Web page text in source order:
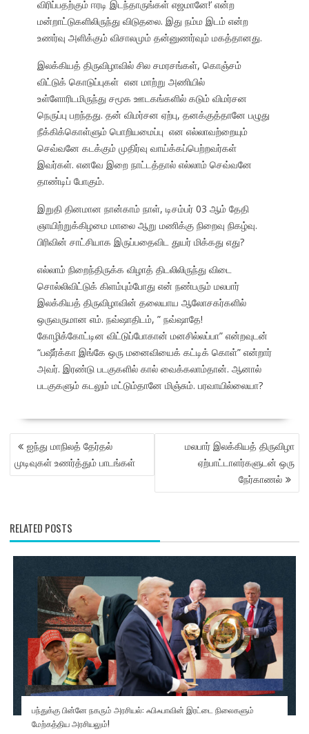
விரிப்பதற்கும் ஈரடி இடந்தாருங்கள் எஜமானே!’ என்ற
மன்றாட்டுகளிலிருந்து விடுதலை. இது நம்ம இடம் என்ற
உணர்வு அளிக்கும் விசாலமும் தன்னுணர்வும் மகத்தானது.
இலக்கியத் திருவிழாவில் சில சமரசங்கள், கொஞ்சம்
விட்டுக் கொடுப்புகள் என மாற்று அணியில்
உள்ளோரிடமிருந்து சமூக ஊடகங்களில் கடும் விமர்சன
நெருப்பு பறந்தது. தன் விமர்சன ஏற்பு, தனக்குத்தானே பழுது
நீக்கிக்கொள்ளும் பொறியமைப்பு என எல்லாவற்றையும்
செவ்வனே கடக்கும் முதிர்வு வாய்க்கப்பெற்றவர்கள்
இவர்கள். எனவே இறை நாட்டத்தால் எல்லாம் செவ்வனே
தாண்டிப் போகும்.
இறுதி தினமான நான்காம் நாள், டிசம்பர் 03 ஆம் தேதி
ஞாயிற்றுக்கிழமை மாலை ஆறு மணிக்கு நிறைவு நிகழ்வு.
பிரிவின் சாட்சியாக இருப்பதைவிட துயர் மிக்கது எது?
எல்லாம் நிறைந்திருக்க விழாத் திடலிலிருந்து விடை
சொல்லிவிட்டுக் கிளம்பும்போது என் நண்பரும் மலபார்
இலக்கியத் திருவிழாவின் தலையாய ஆலோசகர்களில்
ஒருவருமான எம். நவ்ஷாதிடம், ” நவ்ஷாதே!
கோழிக்கோட்டின விட்டுப்போகான் மனசில்லப்பா” என்றவுடன்
“பஷீர்க்கா இங்கே ஒரு மனைவியைக் கட்டிக் கொள்” என்றார்
அவர். இரண்டு படகுகளில் கால் வைக்கலாம்தான். ஆனால்
படகுகளும் கடலும் மட்டும்தானே மிஞ்சும். பரவாயில்லையா?
POST
NAVIGATION
ஐந்து மாநிலத் தேர்தல்
முடிவுகள் உணர்த்தும் பாடங்கள்
மலபார் இலக்கியத் திருவிழா
ஏற்பாட்டாளர்களுடன் ஒரு
நேர்காணல்
RELATED POSTS
பந்துக்கு பின்னே நகரும் அரசியல்: ஃபிஃபாவின் இரட்டை நிலைகளும்
மேற்கத்திய அரசியலும்!